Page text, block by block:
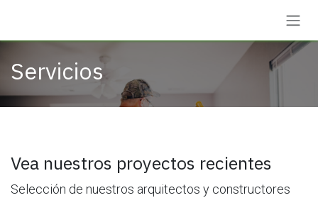
Servicios
Vea nuestros proyectos recientes
Selección de nuestros arquitectos y constructores